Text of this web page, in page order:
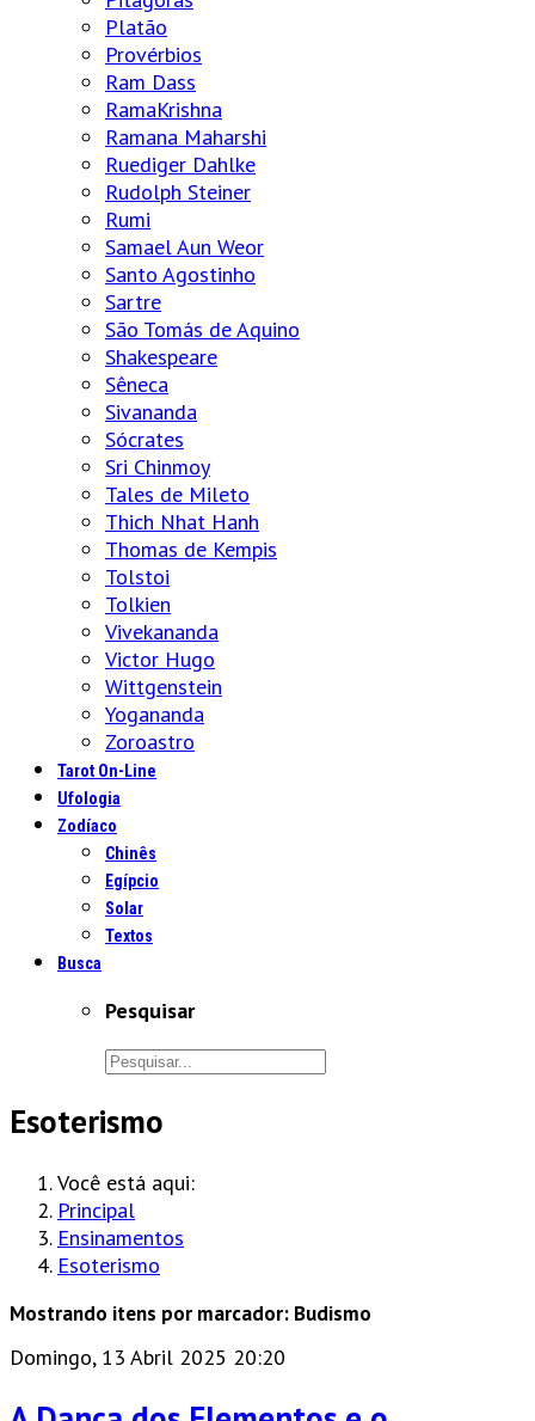
Platão
Provérbios
Ram Dass
RamaKrishna
Ramana Maharshi
Ruediger Dahlke
Rudolph Steiner
Rumi
Samael Aun Weor
Santo Agostinho
Sartre
São Tomás de Aquino
Shakespeare
Sêneca
Sivananda
Sócrates
Sri Chinmoy
Tales de Mileto
Thich Nhat Hanh
Thomas de Kempis
Tolstoi
Tolkien
Vivekananda
Victor Hugo
Wittgenstein
Yogananda
Zoroastro
Tarot On-Line
Ufologia
Zodíaco
Chinês
Egípcio
Solar
Textos
Busca
Pesquisar
Esoterismo
Você está aqui:
Principal
Ensinamentos
Esoterismo
Mostrando itens por marcador: Budismo
Domingo, 13 Abril 2025 20:20